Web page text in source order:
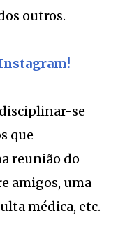
outros.
se
que
reunião do
amigos, uma
médica, etc.